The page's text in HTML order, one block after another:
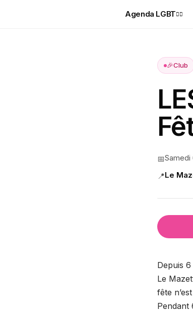
Agenda LGBT🏳️‍🌈
🎉Club
📅Samedi
📍Le
Depuis
Le
fête
Pendant